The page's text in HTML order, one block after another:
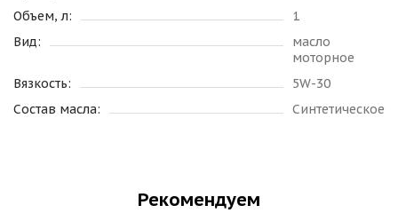
Объем, л:
1
Вид:
масло
моторное
Вязкость:
5W-30
Состав масла:
Синтетическое
Рекомендуем